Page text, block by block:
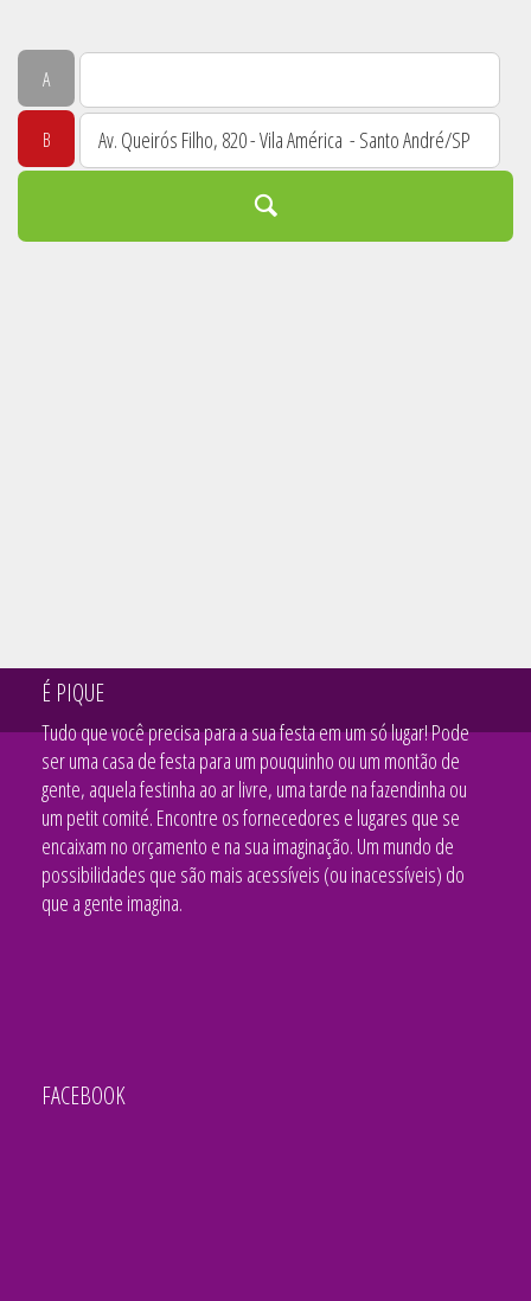
A
B
É PIQUE
Tudo que você precisa para a sua festa em um só lugar! Pode
ser uma casa de festa para um pouquinho ou um montão de
gente, aquela festinha ao ar livre, uma tarde na fazendinha ou
um petit comité. Encontre os fornecedores e lugares que se
encaixam no orçamento e na sua imaginação. Um mundo de
possibilidades que são mais acessíveis (ou inacessíveis) do
que a gente imagina.
FACEBOOK